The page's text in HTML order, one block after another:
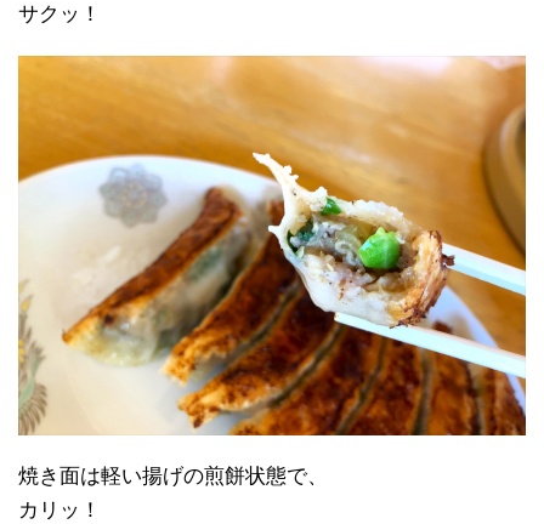
サクッ！
焼き面は軽い揚げの煎餅状態で、
カリッ！